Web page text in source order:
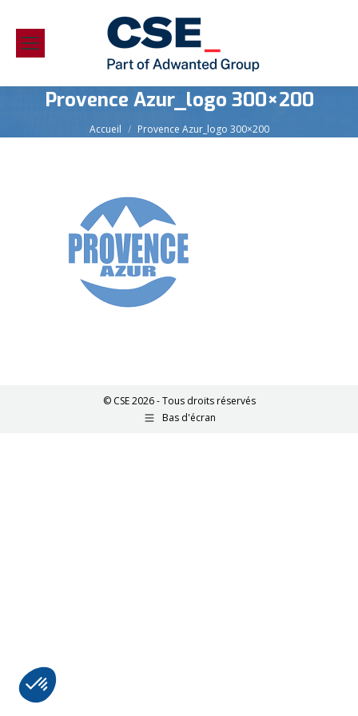
Provence Azur_logo 300×200
Vous êtes ici :
Accueil Provence Azur_logo 300×200
© CSE 2026 - Tous droits réservés
Bas d'écran